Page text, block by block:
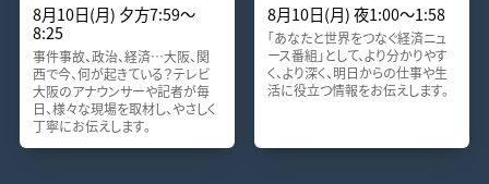
8月10日(月) 夕方7:59〜
8:25
事件事故、政治、経済…大阪、関
西で今、何が起きている？テレビ
大阪のアナウンサーや記者が毎
日、様々な現場を取材し、やさしく
丁寧にお伝えします。
8月10日(月) 夜1:00〜1:58
「あなたと世界をつなぐ経済ニュ
ース番組」として、より分かりやす
く、より深く、明日からの仕事や生
活に役立つ情報をお伝えします。